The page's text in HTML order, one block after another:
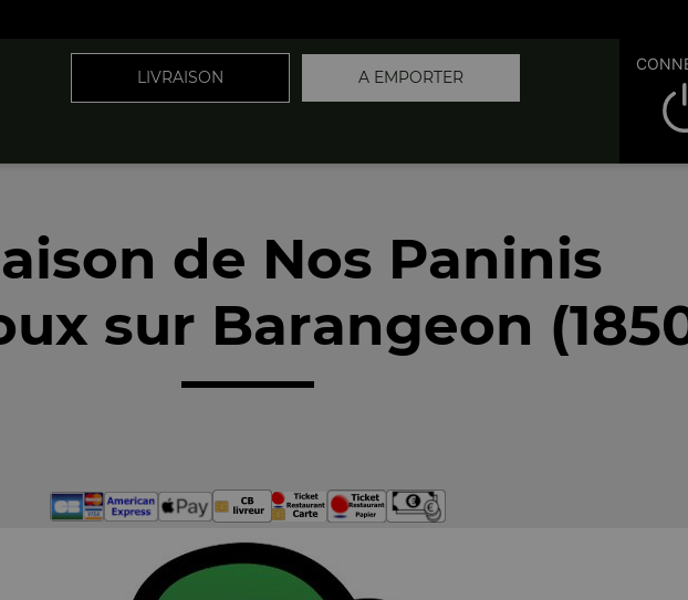
LIVRAISON A EMPORTER
de Nos Paninis
sur Barangeon